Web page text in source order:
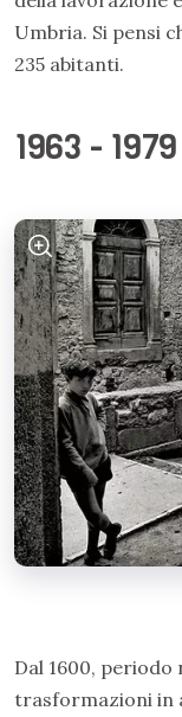
Umbria. Si pensi
235 abitanti.
1963 - 1979
Dal 1600, periodo
trasformazioni in